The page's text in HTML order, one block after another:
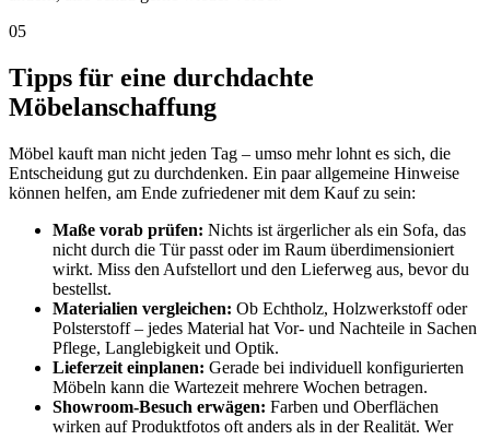
05
Tipps für eine durchdachte
Möbelanschaffung
Möbel kauft man nicht jeden Tag – umso mehr lohnt es sich, die
Entscheidung gut zu durchdenken. Ein paar allgemeine Hinweise
können helfen, am Ende zufriedener mit dem Kauf zu sein:
Maße vorab prüfen: Nichts ist ärgerlicher als ein Sofa, das
nicht durch die Tür passt oder im Raum überdimensioniert
wirkt. Miss den Aufstellort und den Lieferweg aus, bevor du
bestellst.
Materialien vergleichen: Ob Echtholz, Holzwerkstoff oder
Polsterstoff – jedes Material hat Vor- und Nachteile in Sachen
Pflege, Langlebigkeit und Optik.
Lieferzeit einplanen: Gerade bei individuell konfigurierten
Möbeln kann die Wartezeit mehrere Wochen betragen.
Showroom-Besuch erwägen: Farben und Oberflächen
wirken auf Produktfotos oft anders als in der Realität. Wer